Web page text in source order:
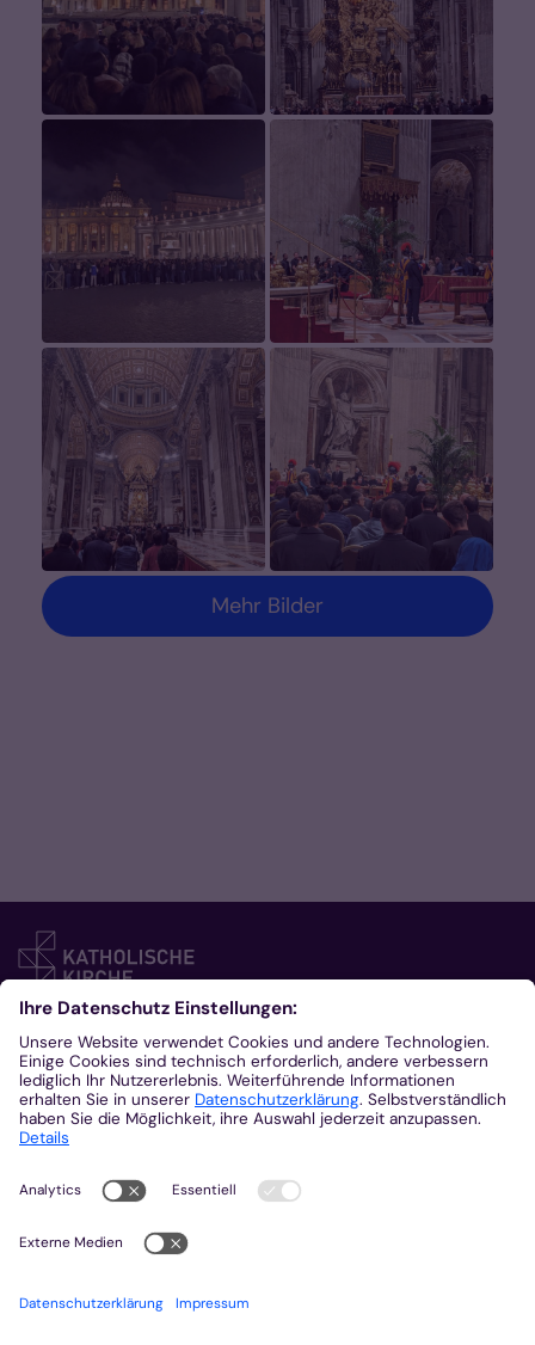
Mehr Bilder
Kontakt
Bischöfliches Generalvikariat Aachen
Klosterplatz 7
Besucheradresse
+49 241 452-0
kommunikation@bistum-aachen.de